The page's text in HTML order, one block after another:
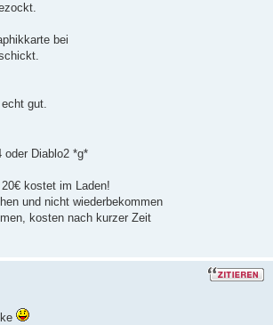
bei
gut.
oder Diablo2 *g*
kostet im Laden!
und nicht wiederbekommen
kosten nach kurzer Zeit